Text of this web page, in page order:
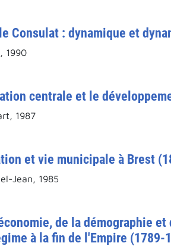
Consulat : dynamique et
1990
centrale et le
1987
et vie municipale à Brest
Jean, 1985
de la démographie
à la fin de l'Empire